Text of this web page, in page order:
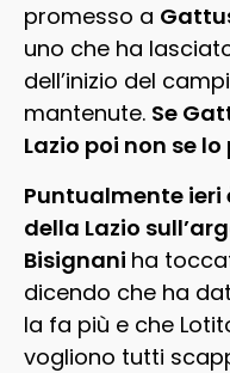
promesso a
uno che ha
dell’inizio del
mantenute. Se
Lazio poi non se
Puntualmente
della Lazio
Bisignani ha
dicendo che ha
la fa più e che
vogliono tutti